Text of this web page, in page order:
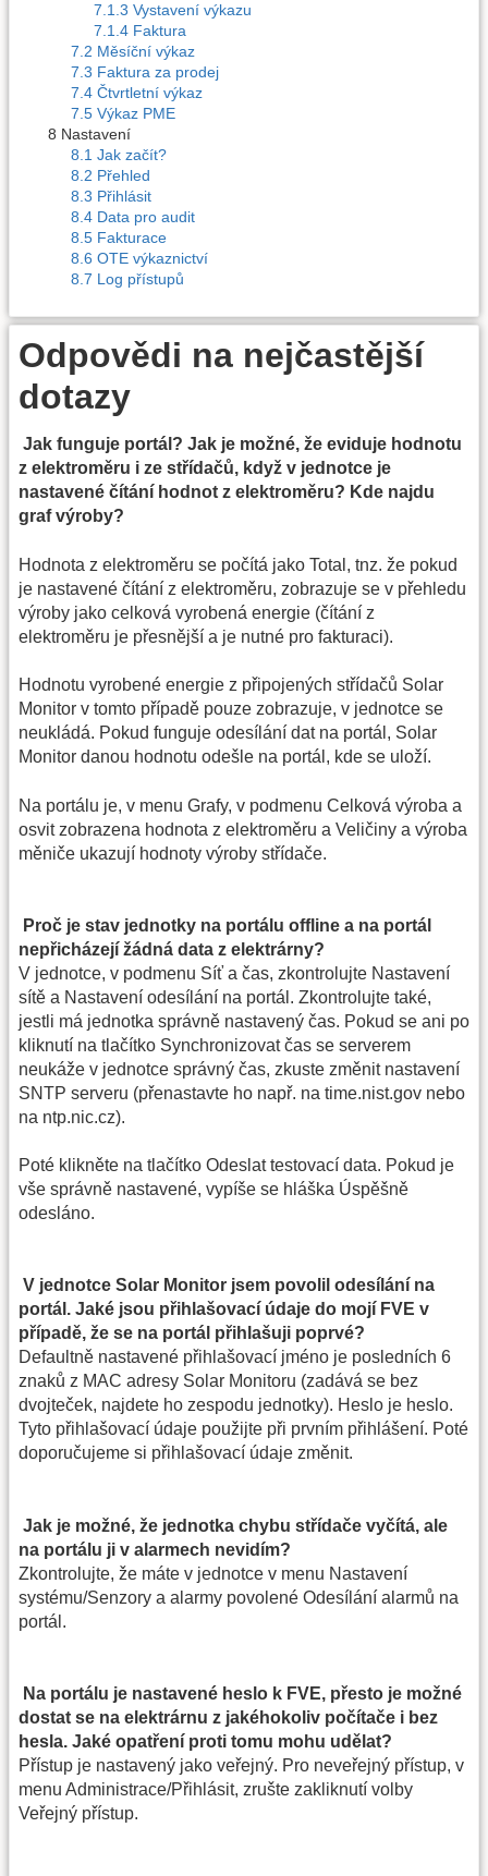
7.1.3 Vystavení výkazu
7.1.4 Faktura
7.2 Měsíční výkaz
7.3 Faktura za prodej
7.4 Čtvrtletní výkaz
7.5 Výkaz PME
8 Nastavení
8.1 Jak začít?
8.2 Přehled
8.3 Přihlásit
8.4 Data pro audit
8.5 Fakturace
8.6 OTE výkaznictví
8.7 Log přístupů
Odpovědi na nejčastější
dotazy
Jak funguje portál? Jak je možné, že eviduje hodnotu
z elektroměru i ze střídačů, když v jednotce je
nastavené čítání hodnot z elektroměru? Kde najdu
graf výroby?
Hodnota z elektroměru se počítá jako Total, tnz. že pokud
je nastavené čítání z elektroměru, zobrazuje se v přehledu
výroby jako celková vyrobená energie (čítání z
elektroměru je přesnější a je nutné pro fakturaci).
Hodnotu vyrobené energie z připojených střídačů Solar
Monitor v tomto případě pouze zobrazuje, v jednotce se
neukládá. Pokud funguje odesílání dat na portál, Solar
Monitor danou hodnotu odešle na portál, kde se uloží.
Na portálu je, v menu Grafy, v podmenu Celková výroba a
osvit zobrazena hodnota z elektroměru a Veličiny a výroba
měniče ukazují hodnoty výroby střídače.
Proč je stav jednotky na portálu offline a na portál
nepřicházejí žádná data z elektrárny?
V jednotce, v podmenu Síť a čas, zkontrolujte Nastavení
sítě a Nastavení odesílání na portál. Zkontrolujte také,
jestli má jednotka správně nastavený čas. Pokud se ani po
kliknutí na tlačítko Synchronizovat čas se serverem
neukáže v jednotce správný čas, zkuste změnit nastavení
SNTP serveru (přenastavte ho např. na time.nist.gov nebo
na ntp.nic.cz).
Poté klikněte na tlačítko Odeslat testovací data. Pokud je
vše správně nastavené, vypíše se hláška Úspěšně
odesláno.
V jednotce Solar Monitor jsem povolil odesílání na
portál. Jaké jsou přihlašovací údaje do mojí FVE v
případě, že se na portál přihlašuji poprvé?
Defaultně nastavené přihlašovací jméno je posledních 6
znaků z MAC adresy Solar Monitoru (zadává se bez
dvojteček, najdete ho zespodu jednotky). Heslo je heslo.
Tyto přihlašovací údaje použijte při prvním přihlášení. Poté
doporučujeme si přihlašovací údaje změnit.
Jak je možné, že jednotka chybu střídače vyčítá, ale
na portálu ji v alarmech nevidím?
Zkontrolujte, že máte v jednotce v menu Nastavení
systému/Senzory a alarmy povolené Odesílání alarmů na
portál.
Na portálu je nastavené heslo k FVE, přesto je možné
dostat se na elektrárnu z jakéhokoliv počítače i bez
hesla. Jaké opatření proti tomu mohu udělat?
Přístup je nastavený jako veřejný. Pro neveřejný přístup, v
menu Administrace/Přihlásit, zrušte zakliknutí volby
Veřejný přístup.